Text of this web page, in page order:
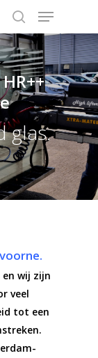
glas.
en wij zijn
veel
tot een